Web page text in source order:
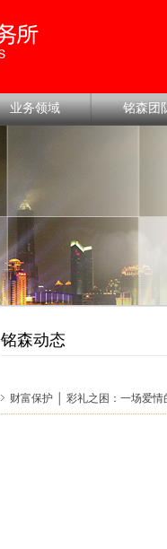
业务领域 铭森团
铭森动态
财富保护 │ 彩礼之困：一场爱情